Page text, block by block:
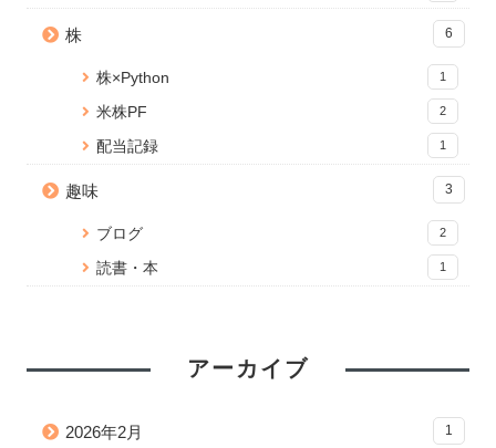
株 6
株×Python 1
米株PF 2
配当記録 1
趣味 3
ブログ 2
読書・本 1
アーカイブ
2026年2月 1